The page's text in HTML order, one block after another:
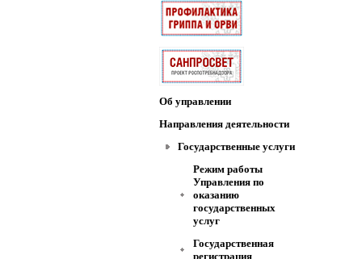
Об управлении
Направления деятельности
Государственные услуги
Режим работы
Управления по
оказанию
государственных
услуг
Государственная
регистрация